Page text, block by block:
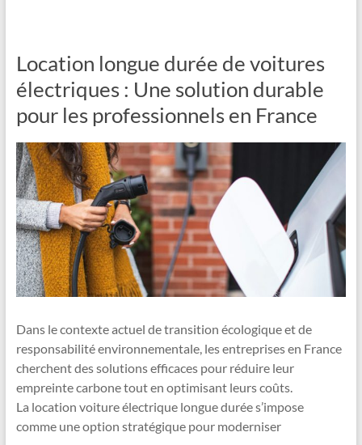
Location longue durée de voitures
électriques : Une solution durable
pour les professionnels en France
Dans le contexte actuel de transition écologique et de
responsabilité environnementale, les entreprises en France
cherchent des solutions efficaces pour réduire leur
empreinte carbone tout en optimisant leurs coûts.
La location voiture électrique longue durée s’impose
comme une option stratégique pour moderniser